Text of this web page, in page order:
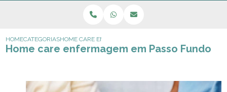
HOMECATEGORIASHOME CARE ENFERMAGEM EM PASSO FUNDO
Home care enfermagem em Passo Fundo